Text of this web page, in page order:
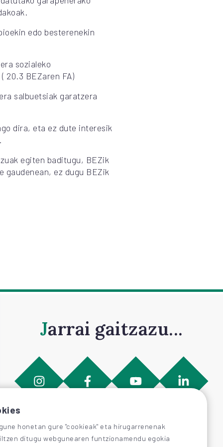
edo besterenekin
sozialeko
20.3 BEZaren FA)
salbuetsiak garatzera
dira, eta ez dute interesik
egiten baditugu, BEZik
gaudenean, ez dugu BEZik
Jarrai gaitzazu...
honetan gure "cookieak" eta hirugarrenenak
ditugu webgunearen funtzionamendu egokia